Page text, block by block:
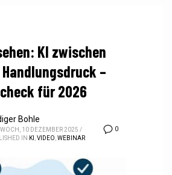
KI zwischen
Handlungsdruck –
für 2026
0
Bohle
10 DEZEMBER 2025 /
IN KI VIDEO WEBINAR